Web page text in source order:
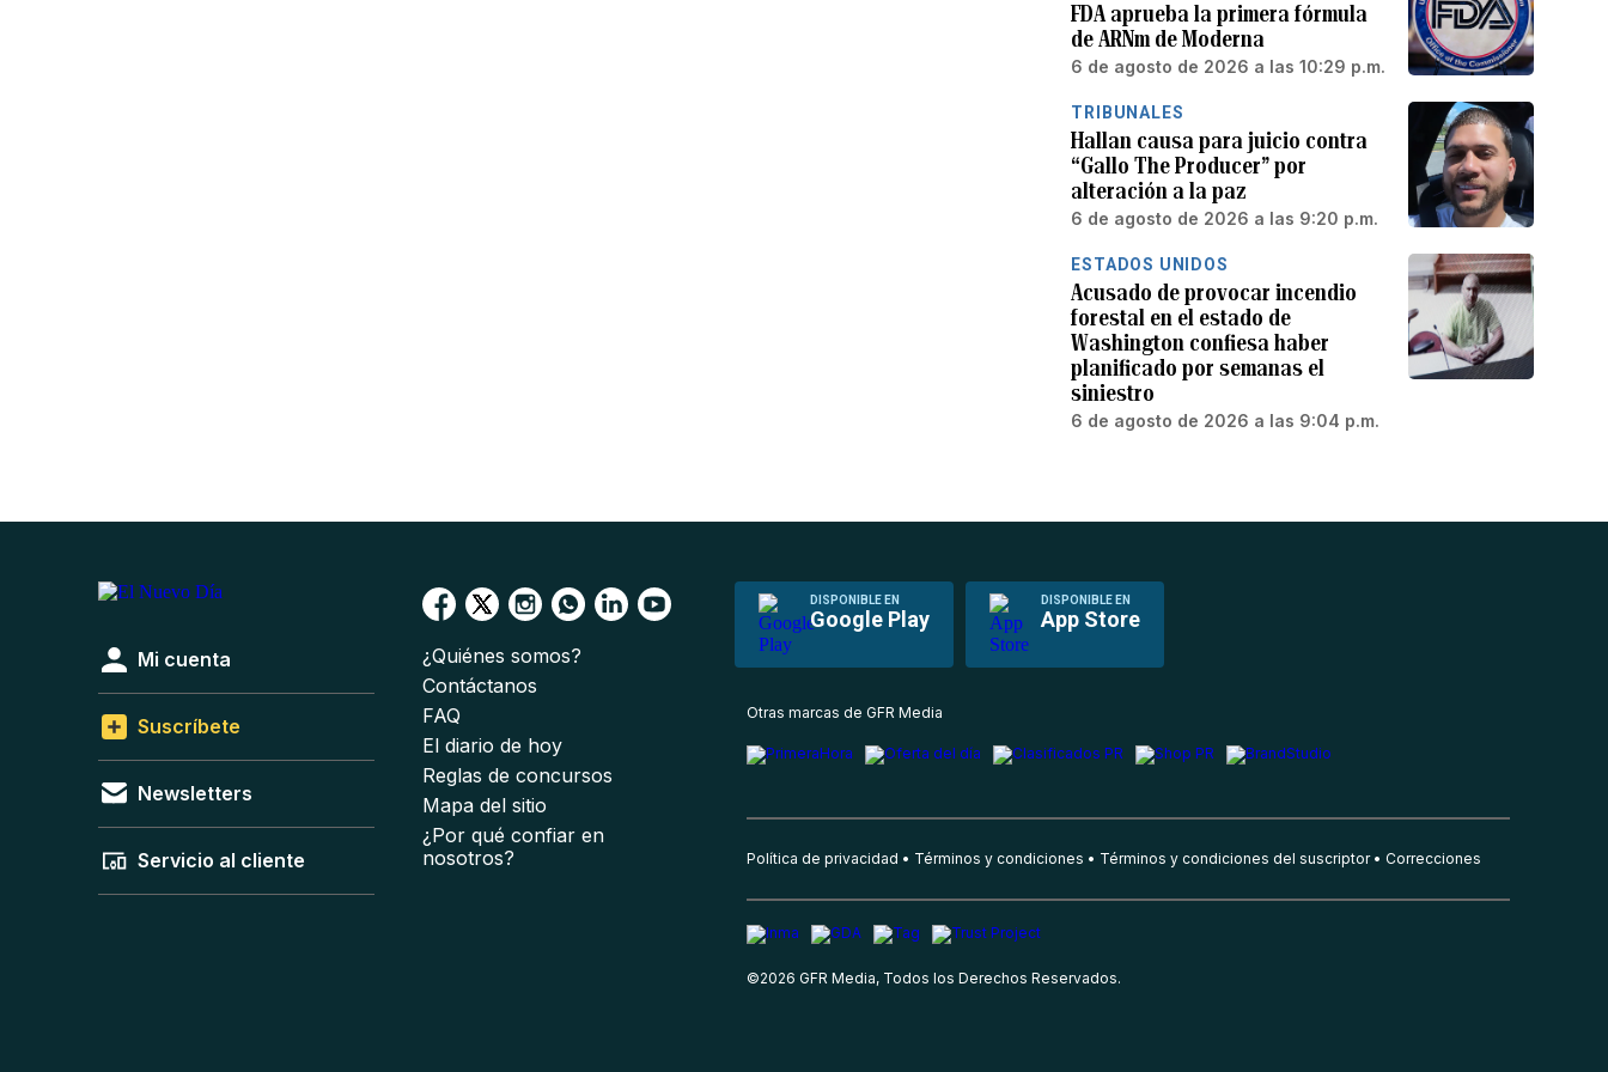
FDA aprueba la primera fórmula
de ARNm de Moderna
6 de agosto de 2026 a las 10:29 p.m.
TRIBUNALES
Hallan causa para juicio contra
“Gallo The Producer” por
alteración a la paz
6 de agosto de 2026 a las 9:20 p.m.
ESTADOS UNIDOS
Acusado de provocar incendio
forestal en el estado de
Washington confiesa haber
planificado por semanas el
siniestro
6 de agosto de 2026 a las 9:04 p.m.
DISPONIBLE EN
Google Play
DISPONIBLE EN
App Store
Mi cuenta
Suscríbete
Newsletters
Servicio al cliente
¿Quiénes somos?
Contáctanos
FAQ
El diario de hoy
Reglas de concursos
Mapa del sitio
¿Por qué confiar en
nosotros?
Otras marcas de GFR Media
Política de privacidad Términos y condiciones Términos y condiciones del suscriptor Correcciones
©2026 GFR Media, Todos los Derechos Reservados.